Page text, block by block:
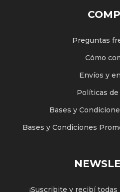
Preguntas
Cómo
Envíos y
Políticas
Bases y
Bases y Condiciones
¡Suscribite y recibí